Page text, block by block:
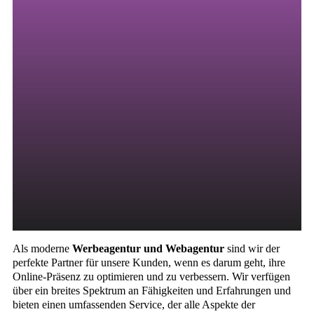
Als moderne Werbeagentur und Webagentur sind wir der
perfekte Partner für unsere Kunden, wenn es darum geht, ihre
Online-Präsenz zu optimieren und zu verbessern. Wir verfügen
über ein breites Spektrum an Fähigkeiten und Erfahrungen und
bieten einen umfassenden Service, der alle Aspekte der